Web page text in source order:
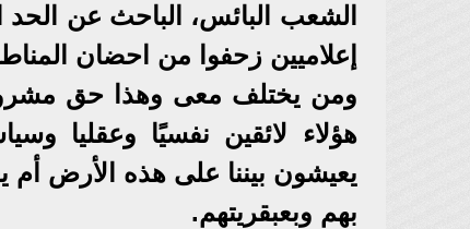
الشعب البائس، الباحث عن الحد
إعلاميين زحفوا من احضان
ومن يختلف معى وهذا حق
هؤلاء لائقين نفسيًا وعقليا
يعيشون بيننا على هذه الأرض
بهم وبعبقريتهم.